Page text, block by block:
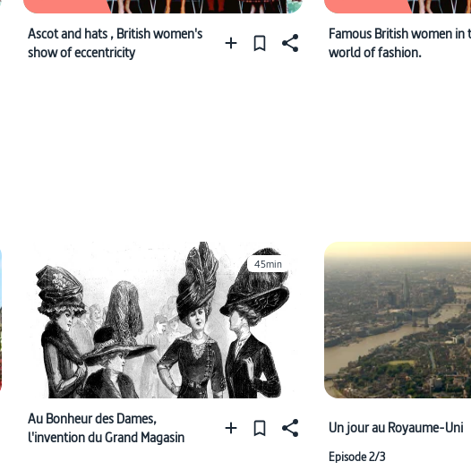
Ascot and hats , British women's
show of eccentricity
Famous British women in
world of fashion.
45min
Au Bonheur des Dames,
l'invention du Grand Magasin
Un jour au Royaume-Uni
Episode 2/3